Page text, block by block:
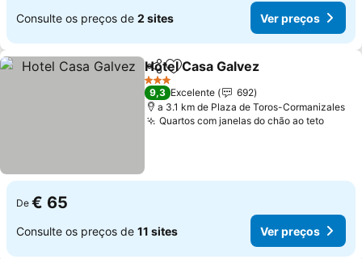
Consulte os preços de 2 sites Ver preços
PartilharAdicionar aos favoritos
Hotel Casa Galvez
3 Estrelas
9,3 Excelente
692
a 3.1 km de Plaza de Toros-Cormanizales
Quartos com janelas do chão ao teto
De € 65
Consulte os preços de 11 sites Ver preços